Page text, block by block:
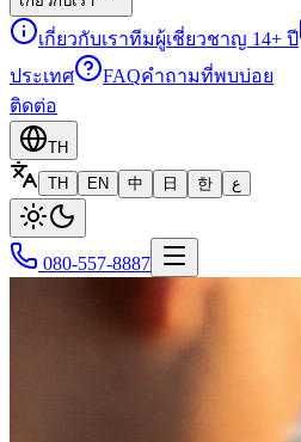
เกี่ยวกับเราทีมผู้เชี่ยวชาญ 14+ ปี
ประเทศ
FAQคำถามที่พบบ่อย
ติดต่อ
TH
TH
EN 中 日 한 ع
080-557-8887